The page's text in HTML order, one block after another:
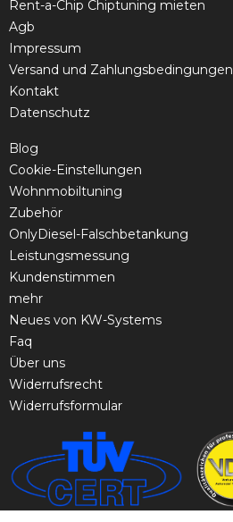
Rent-a-Chip Chiptuning mieten
Agb
Impressum
Versand und Zahlungsbedingungen
Kontakt
Datenschutz
Blog
Cookie-Einstellungen
Wohnmobiltuning
Zubehör
OnlyDiesel-Falschbetankung
Leistungsmessung
Kundenstimmen
mehr
Neues von KW-Systems
Faq
Über uns
Widerrufsrecht
Widerrufsformular